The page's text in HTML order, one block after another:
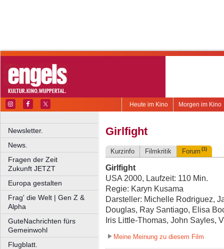
Morgen im Kino
Heute im Kino
Newsletter.
News.
Fragen der Zeit
Zukunft JETZT
Europa gestalten
Frag' die Welt | Gen Z &
Alpha
GuteNachrichten fürs
Gemeinwohl
Flugblatt.
Girlfight
Kurzinfo Filmkritik Forum (1)
Girlfight
USA 2000, Laufzeit: 110 Min.
Regie: Karyn Kusama
Darsteller: Michelle Rodriguez,
Douglas, Ray Santiago, Elisa
Iris Little-Thomas, John Sayles,
Meine Meinung zu diesem Film